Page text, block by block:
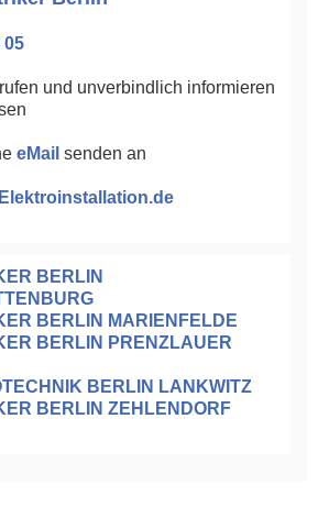
05
und unverbindlich informieren
eMail senden an
BERLIN
BERLIN MARIENFELDE
BERLIN PRENZLAUER
BERLIN LANKWITZ
BERLIN ZEHLENDORF